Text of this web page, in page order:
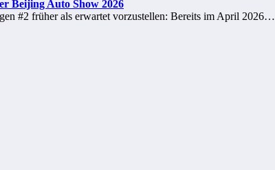
Beijing Auto Show 2026
#2 früher als erwartet vorzustellen: Bereits im April 2026…